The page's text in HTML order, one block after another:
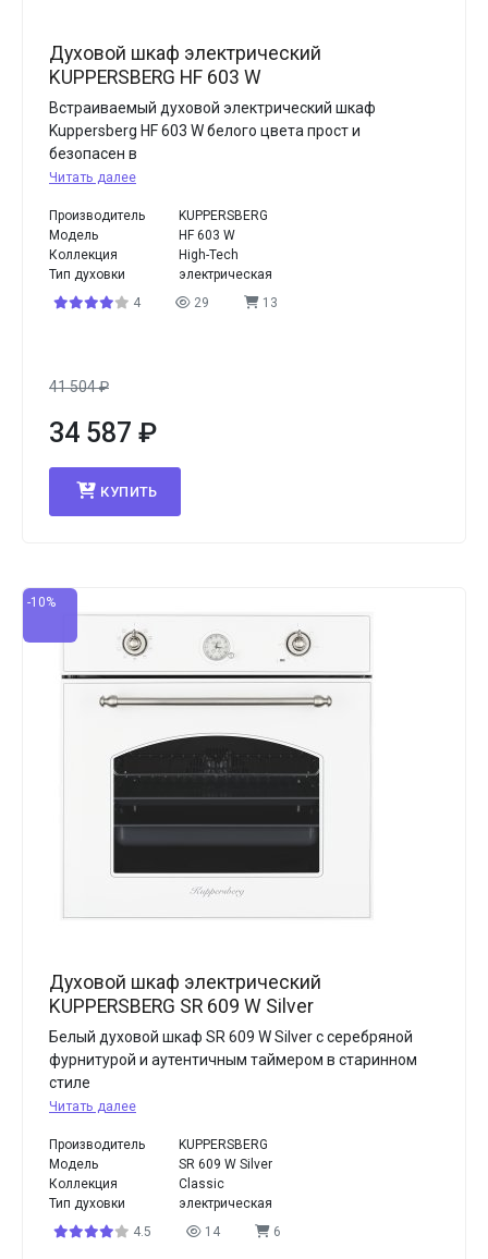
Духовой шкаф электрический
KUPPERSBERG HF 603 W
Встраиваемый духовой электрический шкаф
Kuppersberg HF 603 W белого цвета прост и
безопасен в
Читать далее
Производитель
KUPPERSBERG
Модель
HF 603 W
Коллекция
High-Tech
Тип духовки
электрическая
4
29 13
41 504₽
34 587 ₽
КУПИТЬ
-10%
Духовой шкаф электрический
KUPPERSBERG SR 609 W Silver
Белый духовой шкаф SR 609 W Silver с серебряной
фурнитурой и аутентичным таймером в старинном
стиле
Читать далее
Производитель
KUPPERSBERG
Модель
SR 609 W Silver
Коллекция
Classic
Тип духовки
электрическая
4.5
14 6